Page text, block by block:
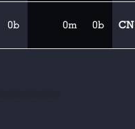
0b 0m 0b CN